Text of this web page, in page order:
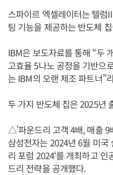
스파이르 엑셀레이터는 텔럼
팅 기능을 제공하는 반도체
IBM은 보도자료를 통해 “두
고효율 5나노 공정을 기반으
는 IBM의 오랜 제조 파트너”
두 가지 반도체 칩은 2025년
△'파운드리 고객 4배, 매출 9
삼성전자는 2024년 6월 미
리 포럼 2024‘를 개최하고
드리 전략을 공개했다.